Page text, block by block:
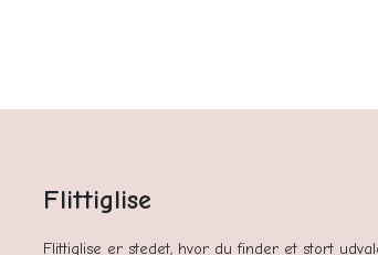
Flittiglise
Flittiglise er stedet, hvor du finder et stort